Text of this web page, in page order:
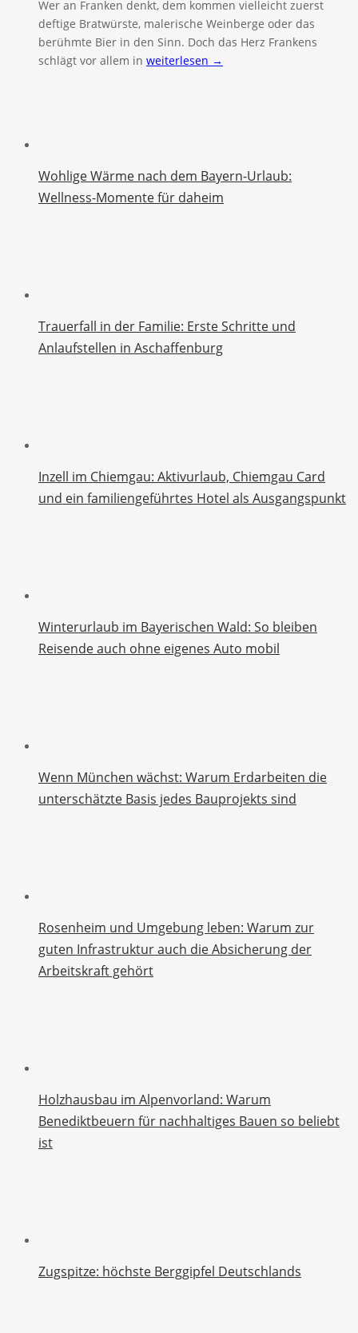
Wer an Franken denkt, dem kommen vielleicht zuerst
deftige Bratwürste, malerische Weinberge oder das
berühmte Bier in den Sinn. Doch das Herz Frankens
schlägt vor allem in weiterlesen →
Wohlige Wärme nach dem Bayern-Urlaub:
Wellness-Momente für daheim
Trauerfall in der Familie: Erste Schritte und
Anlaufstellen in Aschaffenburg
Inzell im Chiemgau: Aktivurlaub, Chiemgau Card
und ein familiengeführtes Hotel als Ausgangspunkt
Winterurlaub im Bayerischen Wald: So bleiben
Reisende auch ohne eigenes Auto mobil
Wenn München wächst: Warum Erdarbeiten die
unterschätzte Basis jedes Bauprojekts sind
Rosenheim und Umgebung leben: Warum zur
guten Infrastruktur auch die Absicherung der
Arbeitskraft gehört
Holzhausbau im Alpenvorland: Warum
Benediktbeuern für nachhaltiges Bauen so beliebt
ist
Zugspitze: höchste Berggipfel Deutschlands